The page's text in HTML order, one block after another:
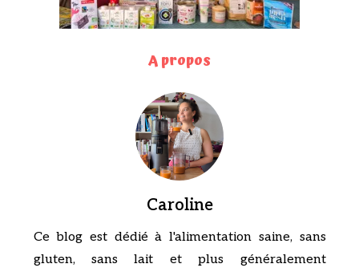
A propos
Caroline
Ce blog est dédié à l'alimentation saine, sans
gluten, sans lait et plus généralement